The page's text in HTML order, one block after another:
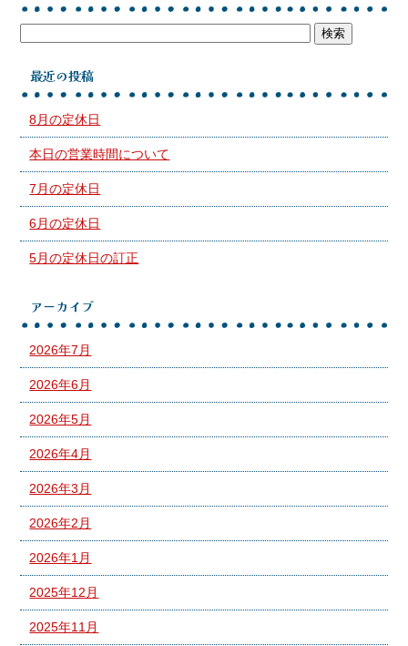
最近の投稿
8月の定休日
本日の営業時間について
7月の定休日
6月の定休日
5月の定休日の訂正
アーカイブ
2026年7月
2026年6月
2026年5月
2026年4月
2026年3月
2026年2月
2026年1月
2025年12月
2025年11月